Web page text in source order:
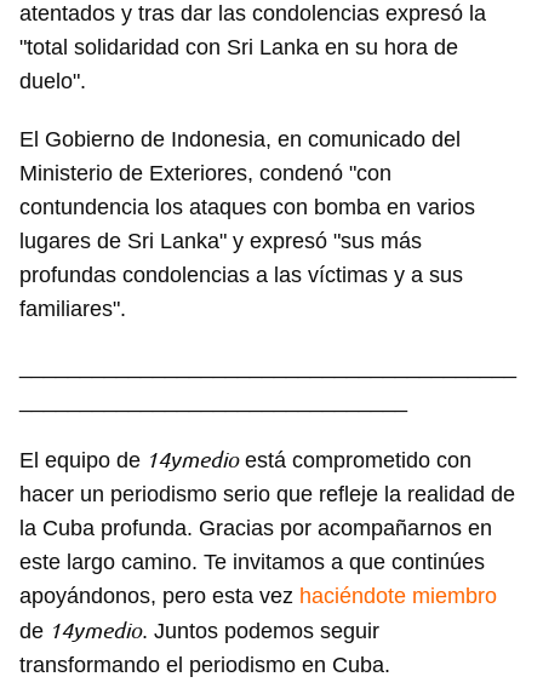
atentados y tras dar las condolencias expresó la
"total solidaridad con Sri Lanka en su hora de
duelo".
El Gobierno de Indonesia, en comunicado del
Ministerio de Exteriores, condenó "con
contundencia los ataques con bomba en varios
lugares de Sri Lanka" y expresó "sus más
profundas condolencias a las víctimas y a sus
familiares".
El equipo de 14ymedioestá comprometido con
hacer un periodismo serio que refleje la realidad de
la Cuba profunda. Gracias por acompañarnos en
este largo camino. Te invitamos a que continúes
apoyándonos, pero esta vez haciéndote miembro
de 14ymedio. Juntos podemos seguir
transformando el periodismo en Cuba.